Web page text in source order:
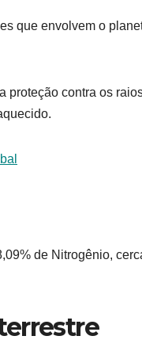
que envolvem o
contra os
de Nitrogênio,